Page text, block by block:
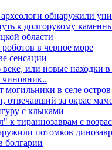
обнаружили
к долгорукому
области
в черное море
сенсации
или новые находки в
чиновник..
в селе остров
отвечавший за окрас
с клыками
к тираннозаврам с
потомков
болгарии